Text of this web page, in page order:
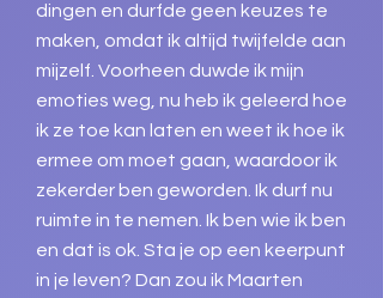
dingen en durfde geen keuzes te
maken, omdat ik altijd twijfelde aan
mijzelf. Voorheen duwde ik mijn
emoties weg, nu heb ik geleerd hoe
ik ze toe kan laten en weet ik hoe ik
ermee om moet gaan, waardoor ik
zekerder ben geworden. Ik durf nu
ruimte in te nemen. Ik ben wie ik ben
en dat is ok. Sta je op een keerpunt
in je leven? Dan zou ik Maarten